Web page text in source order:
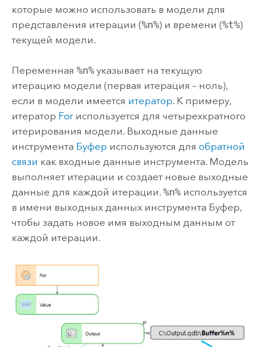
которые можно использовать в модели для
представления итерации (%n%) и времени (%t%)
текущей модели.
Переменная %n%указывает на текущую
итерацию модели (первая итерация – ноль),
если в модели имеется итератор. К примеру,
итератор Forиспользуется для четырехкратного
итерирования модели. Выходные данные
инструмента Буфер используются для обратной
связи как входные данные инструмента. Модель
выполняет итерации и создает новые выходные
данные для каждой итерации. %n%используется
в имени выходных данных инструмента Буфер,
чтобы задать новое имя выходным данным от
каждой итерации.